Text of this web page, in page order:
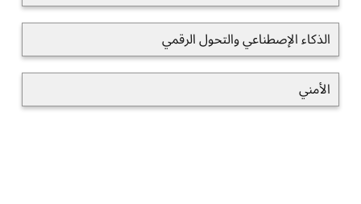
الذكاء الإصطناعي والتحول الرقمي
الأمني